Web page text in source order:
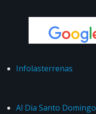
Infolasterrenas
Al Dia Santo Domingo